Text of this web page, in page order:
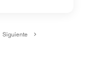
Siguiente